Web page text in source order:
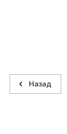
Назад